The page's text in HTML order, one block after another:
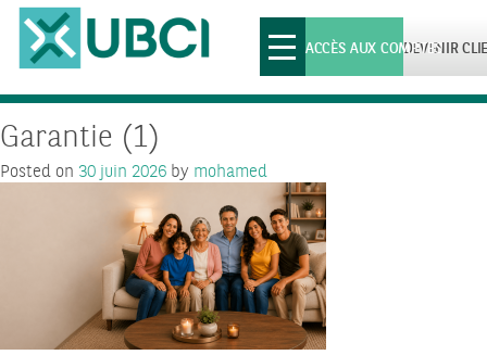
Toggle
navigationDEVENIR
ACCÈS AUX COMPTES
Garantie (1)
Posted on 30 juin 2026 by mohamed